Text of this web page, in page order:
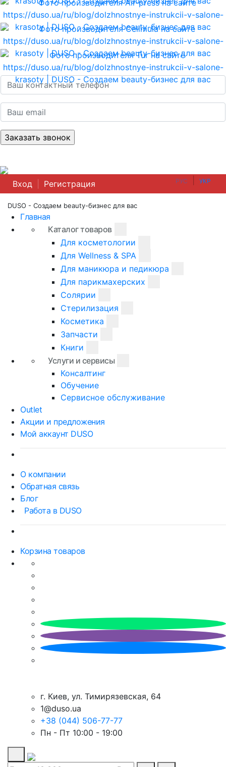
РУС УКР
Вход Регистрация
DUSO - Создаем beauty-бизнес для вас
Главная
Каталог товаров
Для косметологии
Для Wellness & SPA
Для маникюра и педикюра
Для парикмахерских
Солярии
Стерилизация
Косметика
Запчасти
Книги
Услуги и сервисы
Консалтинг
Обучение
Сервисное обслуживание
Outlet
Акции и предложения
Мой аккаунт DUSO
О компании
Обратная связь
Блог
Работа в DUSO
Корзина товаров
г. Киев, ул. Тимирязевская, 64
1@duso.ua
+38 (044) 506-77-77
Пн - Пт 10:00 - 19:00